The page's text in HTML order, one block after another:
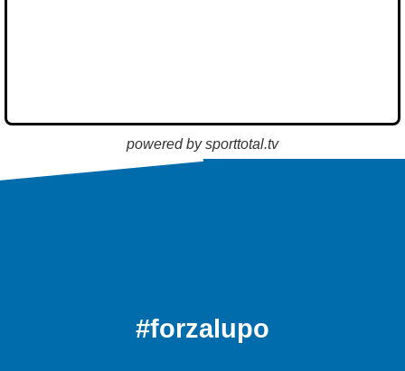
powered by sporttotal.tv
#forzalupo